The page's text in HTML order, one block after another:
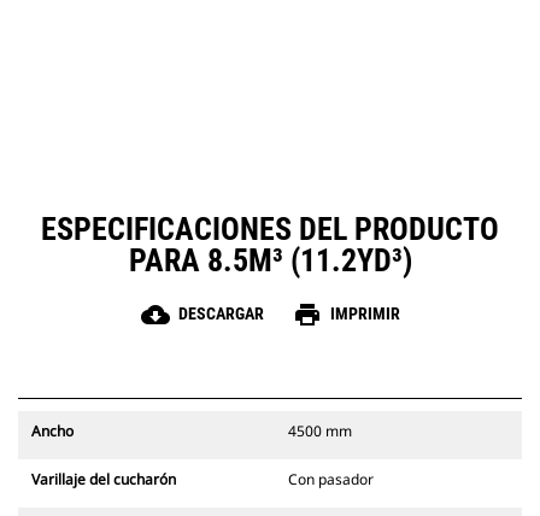
ESPECIFICACIONES DEL PRODUCTO
PARA 8.5M³ (11.2YD³)
cloud_download DESCARGAR print IMPRIMIR
Ancho 4500 mm
Varillaje del cucharón Con pasador